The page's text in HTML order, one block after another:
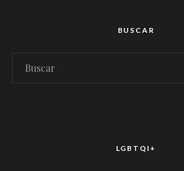
BUSCAR
LGBTQI+